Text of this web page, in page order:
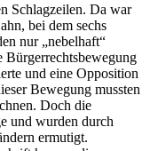
Schlagzeilen. Da war
bei dem sechs
nur „nebelhaft“
Bürgerrechtsbewegung
und eine Opposition
Bewegung mussten
Doch die
und wurden durch
ermutigt.